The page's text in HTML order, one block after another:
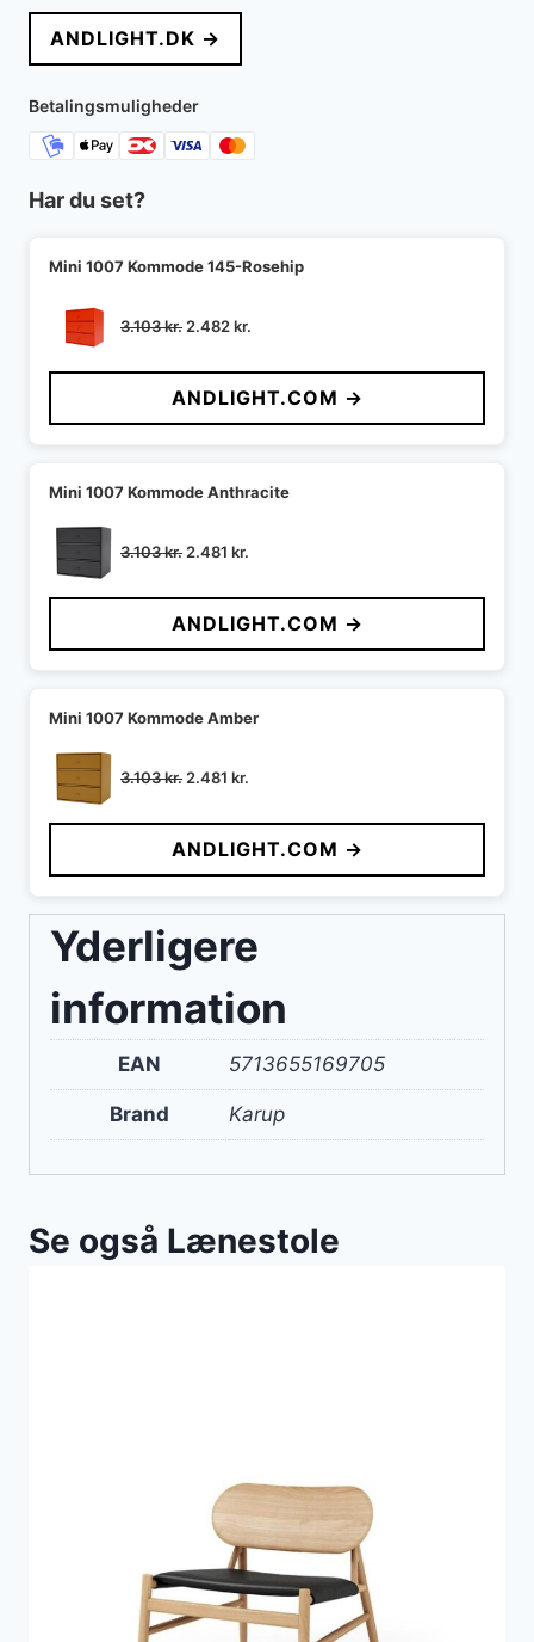
pris
var:
3.949 kr..
ANDLIGHT.DK →
Betalingsmuligheder
Har du set?
Mini 1007 Kommode 145-Rosehip
3.103kr. Den
pris
var:
3.103 kr..
2.482kr.
pris
er:
2.482 kr..
ANDLIGHT.COM →
Mini 1007 Kommode Anthracite
3.103kr. Den
pris
var:
3.103 kr..
2.481 kr.
pris
er:
2.481 kr..
ANDLIGHT.COM →
Mini 1007 Kommode Amber
3.103kr. Den
pris
var:
3.103 kr..
2.481 kr.
pris
er:
2.481 kr..
ANDLIGHT.COM →
Yderligere
information
EAN 5713655169705
Brand Karup
Se også Lænestole